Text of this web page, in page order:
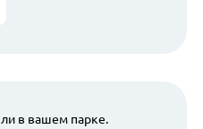
в вашем парке.